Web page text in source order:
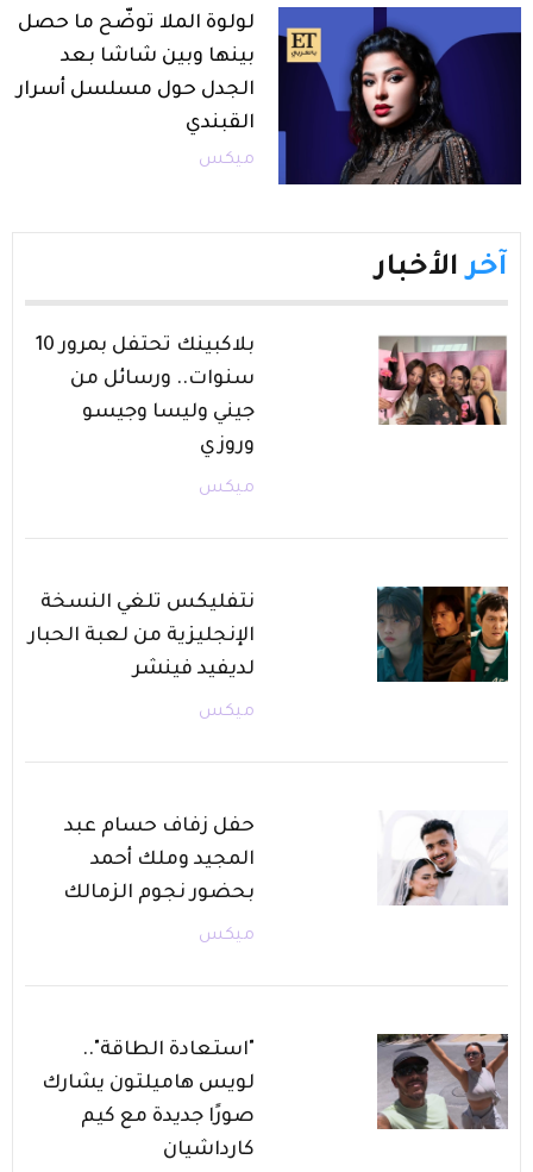
لولوة الملا توضّح ما حصل
بينها وبين شاشا بعد
الجدل حول مسلسل أسرار
القبندي
ميكس
آخر الأخبار
بلاكبينك تحتفل بمرور 10
سنوات.. ورسائل من
جيني وليسا وجيسو
وروزي
ميكس
نتفليكس تلغي النسخة
الإنجليزية من لعبة الحبار
لديفيد فينشر
ميكس
حفل زفاف حسام عبد
المجيد وملك أحمد
بحضور نجوم الزمالك
ميكس
"استعادة الطاقة"..
لويس هاميلتون يشارك
صورًا جديدة مع كيم
كارداشيان